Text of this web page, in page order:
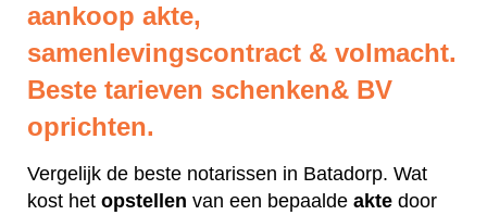
aankoop akte,
samenlevingscontract & volmacht.
Beste tarieven schenken& BV
oprichten.
Vergelijk de beste notarissen in Batadorp. Wat
kost het opstellen van een bepaalde akte door